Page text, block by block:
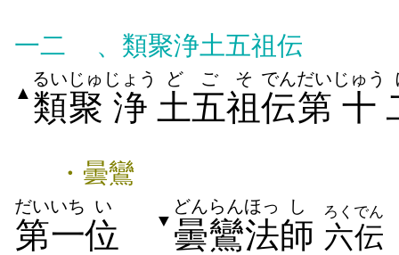
一二 、類聚浄土五祖伝
▲ 類聚
るいじゅ
浄
じょう
土
ど
五祖
ごそ
伝
でん
第
だい
十
じゅう
・曇鸞
第一
だいいち
位
い
▼ 曇鸞
どんらん
法
ほっ
師
し
六伝
ろくでん